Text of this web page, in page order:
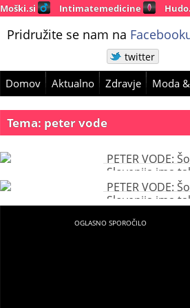
Moški.si Intimatemedicine
Pridružite se nam na
twitter
Domov Aktualno Zdravje Moda
Tema: peter vode
PETER VODE:
Slovenija ima
odlična
deska
PETER VODE:
Slovenija ima
deska